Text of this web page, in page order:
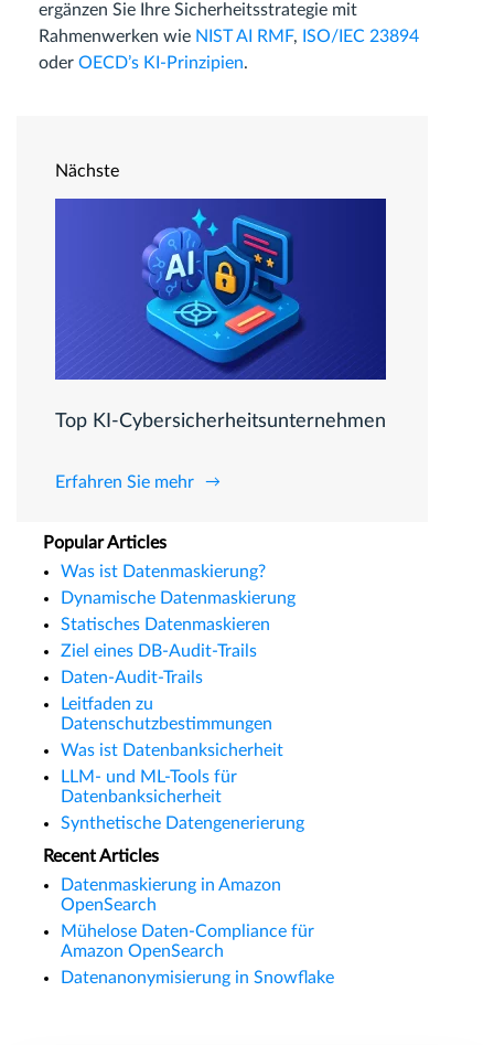
ergänzen Sie Ihre Sicherheitsstrategie mit
Rahmenwerken wie NIST AI RMF, ISO/IEC 23894
oder OECD’s KI-Prinzipien.
Nächste
Top KI-Cybersicherheitsunternehmen
Erfahren Sie mehr
Popular Articles
Was ist Datenmaskierung?
Dynamische Datenmaskierung
Statisches Datenmaskieren
Ziel eines DB-Audit-Trails
Daten-Audit-Trails
Leitfaden zu
Datenschutzbestimmungen
Was ist Datenbanksicherheit
LLM- und ML-Tools für
Datenbanksicherheit
Synthetische Datengenerierung
Recent Articles
Datenmaskierung in Amazon
OpenSearch
Mühelose Daten-Compliance für
Amazon OpenSearch
Datenanonymisierung in Snowflake